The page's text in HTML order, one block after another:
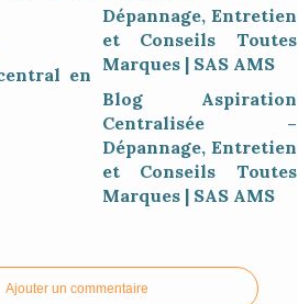
en
Blog Aspiration
Centralisée –
Dépannage, Entretien
et Conseils Toutes
Marques | SAS AMS
Ajouter un commentaire